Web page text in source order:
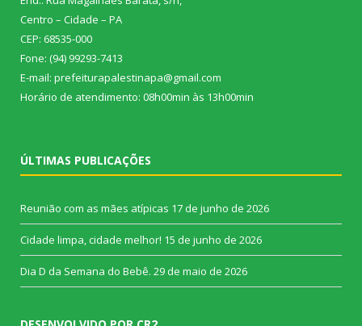
Centro – Cidade – PA
CEP: 68535-000
Fone: (94) 99293-7413
E-mail: prefeiturapalestinapa@gmail.com
Horário de atendimento: 08h00min às 13h00min
ÚLTIMAS PUBLICAÇÕES
Reunião com as mães atípicas 17 de junho de 2026
Cidade limpa, cidade melhor! 15 de junho de 2026
Dia D da Semana do Bebê. 29 de maio de 2026